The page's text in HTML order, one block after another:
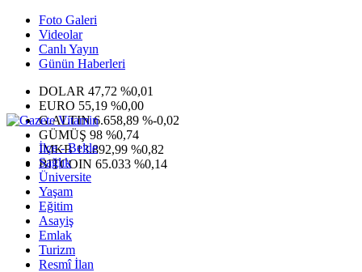
Foto Galeri
Videolar
Canlı Yayın
Günün Haberleri
DOLAR 47,72 %0,01
EURO 55,19 %0,00
G.ALTIN6.658,89 %-0,02
GÜMÜŞ 98 %0,74
IMKB13.892,99 %0,82
BITCOIN 65.033 %0,14
İlçe - Belde
Sağlık
Üniversite
Yaşam
Eğitim
Asayiş
Emlak
Turizm
Resmî İlan